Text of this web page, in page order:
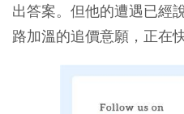
出答案。但他的遭遇已經
路加溫的追價意願，正在